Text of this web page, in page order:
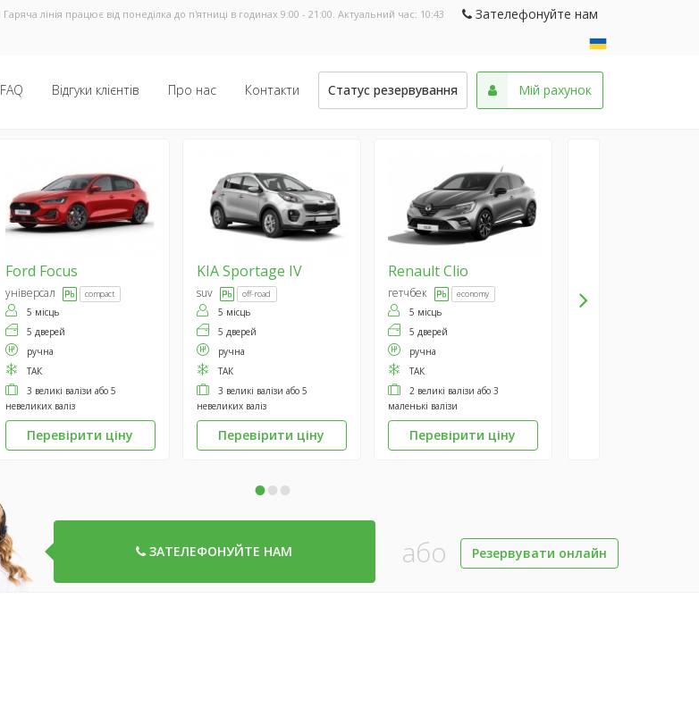
Гаряча лінія працює від понеділка до п'ятниці в годинах 9:00 - 21:00. Актуальний час: 10:43 Зателефонуйте нам
FAQ Відгуки клієнтів Про нас Контакти Статус резервування Мій рахунок
Ford Focus
універсал compact
5 місць
5 дверей
ручна
ТАК
3 великі валізи або 5
невеликих валіз
Перевірити ціну
KIASportage IV
suv off-road
5 місць
5 дверей
ручна
ТАК
3 великі валізи або 5
невеликих валіз
Перевірити ціну
RenaultClio
гетчбек economy
5 місць
5 дверей
ручна
ТАК
2 великі валізи або 3
маленькі валізи
Перевірити ціну
•••
ЗАТЕЛЕФОНУЙТЕ НАМ або Резервувати онлайн